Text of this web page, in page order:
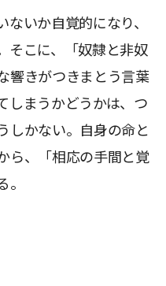
いか自覚的になり、
そこに、「奴隷と非奴
響きがつきまとう言葉
しまうかどうかは、つ
しかない。自身の命と
ら、「相応の手間と覚